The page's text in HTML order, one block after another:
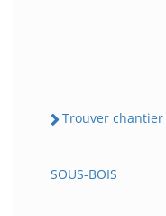
Trouver chantier
SOUS-BOIS